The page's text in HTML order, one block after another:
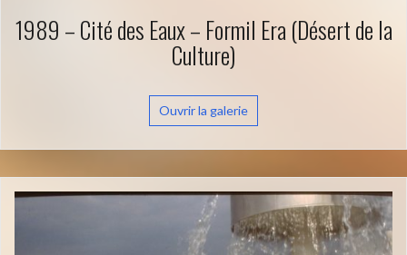
1989 – Cité des Eaux – Formil Era (Désert de la
Culture)
Ouvrir la galerie